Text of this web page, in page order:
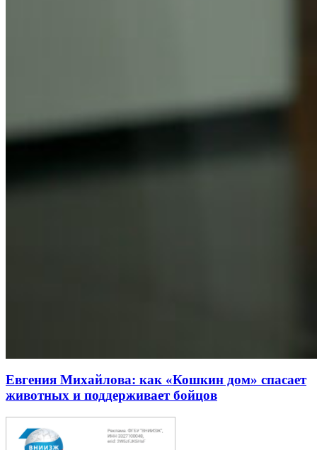
Евгения Михайлова: как «Кошкин дом» спасает
животных и поддерживает бойцов